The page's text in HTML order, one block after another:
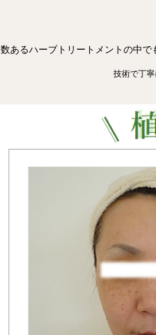
数あるハーブトリートメントの中で
技術で丁